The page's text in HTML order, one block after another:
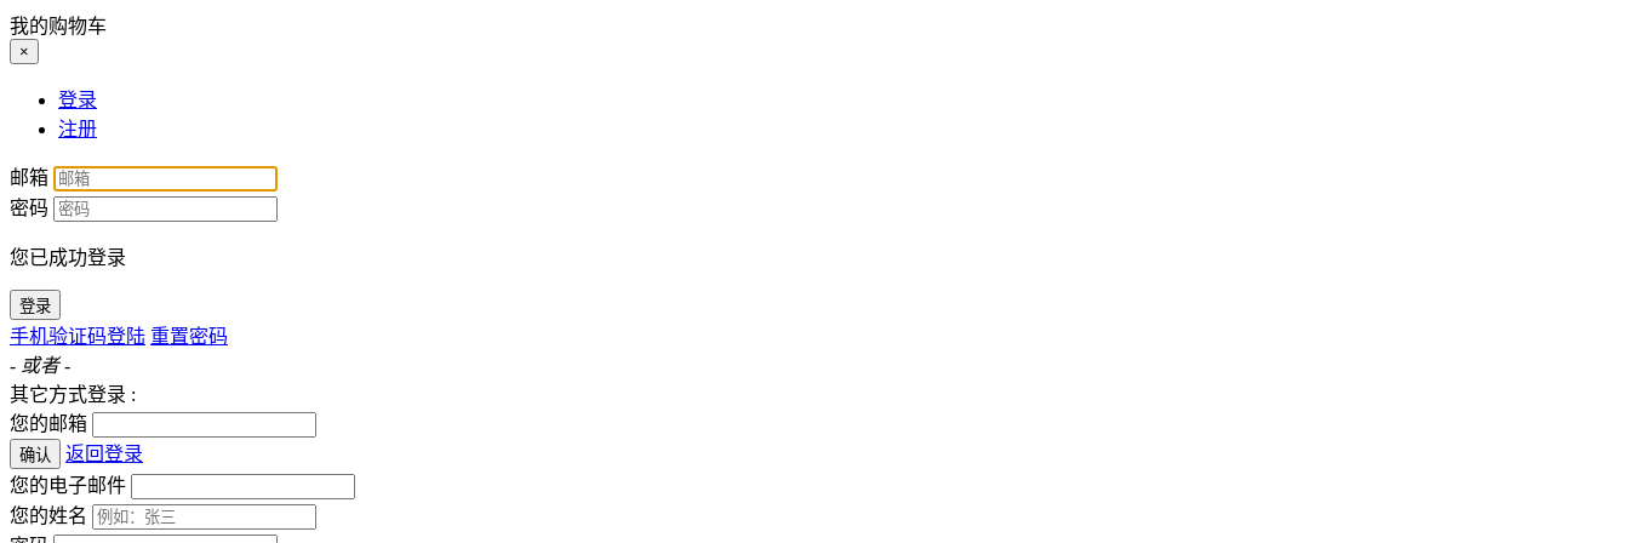
我的购物车
×
登录
注册
邮箱
密码
您已成功登录
登录
手机验证码登陆 重置密码
- 或者 -
其它方式登录 :
您的邮箱
确认
返回登录
您的电子邮件
您的姓名